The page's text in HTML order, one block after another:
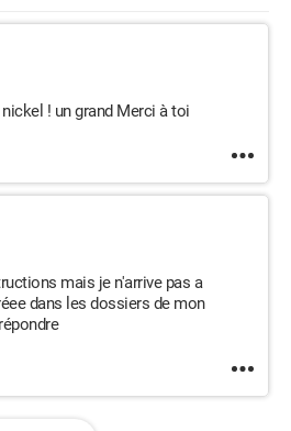
! un grand Merci à toi
mais je n'arrive pas a
dans les dossiers de mon